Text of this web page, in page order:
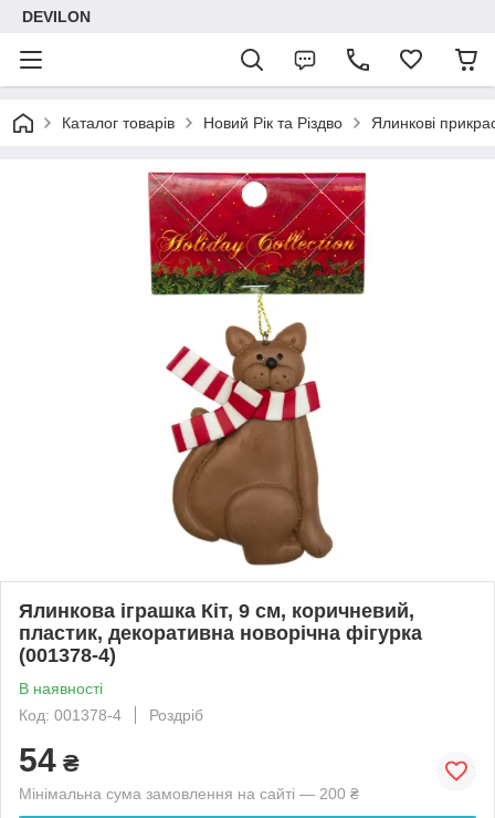
DEVILON
Каталог товарів Новий Рік та Різдво Ялинкові
Ялинкова іграшка Кіт, 9 см, коричневий,
пластик, декоративна новорічна фігурка
(001378-4)
В наявності
Код: 001378-4
Роздріб
54 ₴
Мінімальна сума замовлення на сайті — 200 ₴